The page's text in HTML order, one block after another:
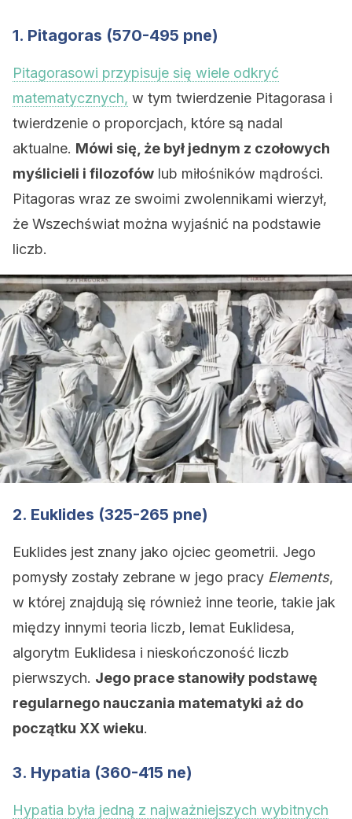
1. Pitagoras (570-495 pne)
Pitagorasowi przypisuje się wiele odkryć
matematycznych, w tym twierdzenie Pitagorasa i
twierdzenie o proporcjach, które są nadal
aktualne. Mówi się, że był jednym z czołowych
myślicieli i filozofów lub miłośników mądrości.
Pitagoras wraz ze swoimi zwolennikami wierzył,
że Wszechświat można wyjaśnić na podstawie
liczb.
2. Euklides (325-265 pne)
Euklides jest znany jako ojciec geometrii. Jego
pomysły zostały zebrane w jego pracy Elements,
w której znajdują się również inne teorie, takie jak
między innymi teoria liczb, lemat Euklidesa,
algorytm Euklidesa i nieskończoność liczb
pierwszych. Jego prace stanowiły podstawę
regularnego nauczania matematyki aż do
początku XX wieku.
3. Hypatia (360-415 ne)
Hypatia była jedną z najważniejszych wybitnych